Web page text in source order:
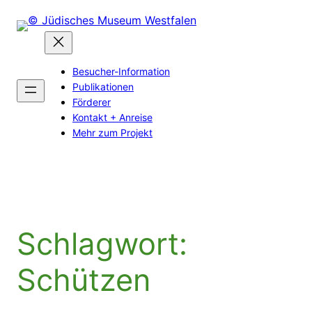
Inhalt
Besucher-Information
Publikationen
Förderer
Kontakt + Anreise
Mehr zum Projekt
Schlagwort:
Schützen